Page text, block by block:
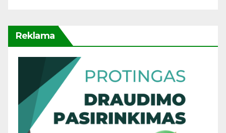
Reklama